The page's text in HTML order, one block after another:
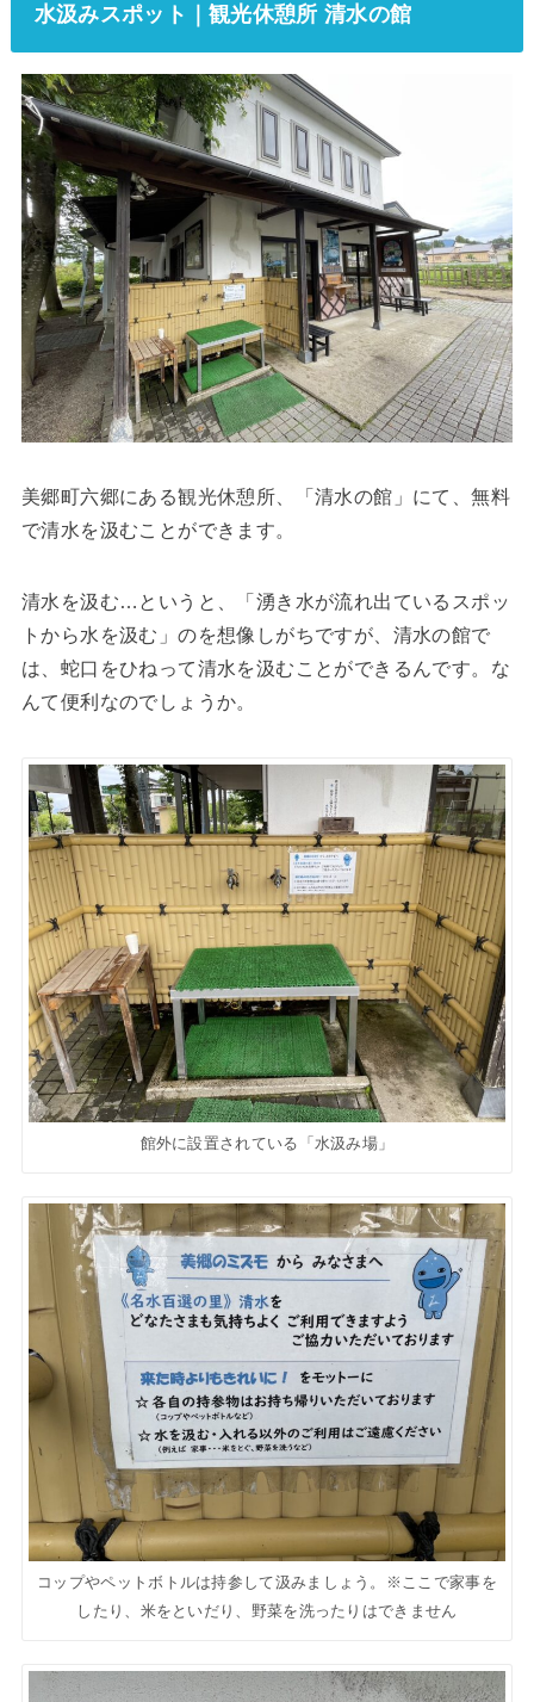
水汲みスポット｜観光休憩所 清水の館
美郷町六郷にある観光休憩所、「清水の館」にて、無料
で清水を汲むことができます。
清水を汲む…というと、「湧き水が流れ出ているスポッ
トから水を汲む」のを想像しがちですが、清水の館で
は、蛇口をひねって清水を汲むことができるんです。な
んて便利なのでしょうか。
館外に設置されている「水汲み場」
コップやペットボトルは持参して汲みましょう。※ここで家事を
したり、米をといだり、野菜を洗ったりはできません